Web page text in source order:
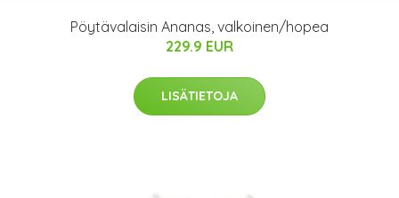
Pöytävalaisin Ananas, valkoinen/hopea
229.9 EUR
LISÄTIETOJA